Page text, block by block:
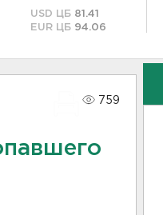
USD ЦБ 81.41
EUR ЦБ 94.06
759